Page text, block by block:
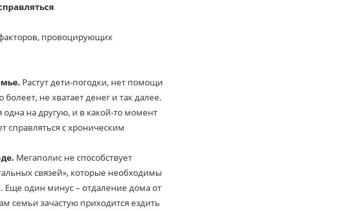
провоцирующих
Растут дети-погодки, нет помощи
болеет, не хватает денег и так далее.
на другую, и в какой-то момент
справляться с хроническим
Мегаполис не способствует
связей», которые необходимы
один минус – отдаление дома от
семьи зачастую приходится ездить